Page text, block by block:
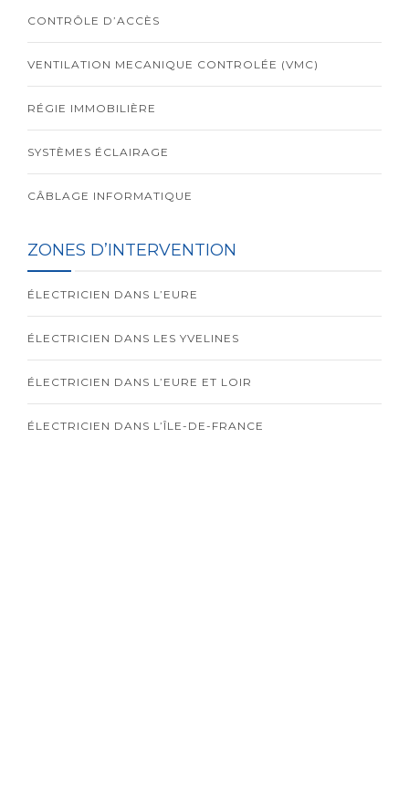
CONTRÔLE D’ACCÈS
VENTILATION MECANIQUE CONTROLÉE (VMC)
RÉGIE IMMOBILIÈRE
SYSTÈMES ÉCLAIRAGE
CÂBLAGE INFORMATIQUE
ZONES D’INTERVENTION
ÉLECTRICIEN DANS L’EURE
ÉLECTRICIEN DANS LES YVELINES
ÉLECTRICIEN DANS L’EURE ET LOIR
ÉLECTRICIEN DANS L’ÎLE-DE-FRANCE